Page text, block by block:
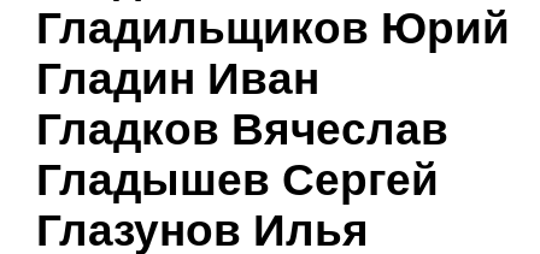
Гладильщиков Юрий
Гладин Иван
Гладков Вячеслав
Гладышев Сергей
Глазунов Илья